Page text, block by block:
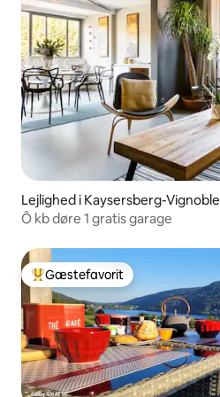
Lejlighed i Kaysersberg-Vignoble
Ô kb døre 1 gratis garage
Bedste gæstefavorit
Gæstefavorit